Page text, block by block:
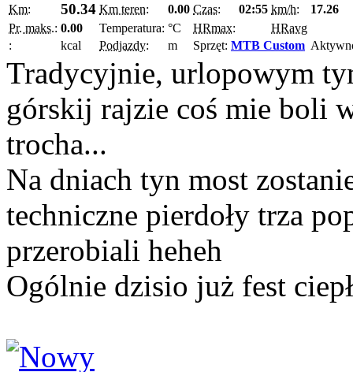
Km: 50.34 Km teren: 0.00 Czas: 02:55 km/h:
17.26
Pr. maks.: 0.00 Temperatura: °C HRmax:
HRavg
:
kcal Podjazdy: m Sprzęt: MTB Custom
Tradycyjnie, urlopowym
górskij rajzie coś mie boli
trocha...
Na dniach tyn most
techniczne pierdoły trza
przerobiali heheh
Ogólnie dzisio już fest